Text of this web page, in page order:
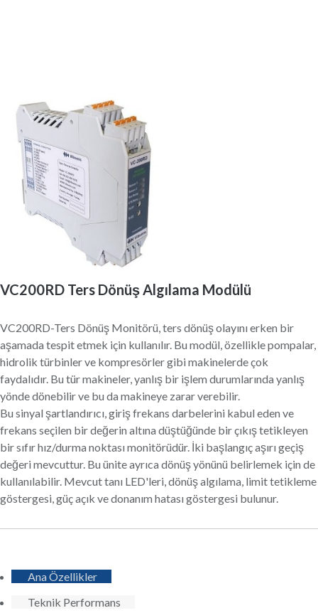
VC200RD Ters Dönüş Algılama Modülü
VC200RD-Ters Dönüş Monitörü, ters dönüş olayını erken bir
aşamada tespit etmek için kullanılır. Bu modül, özellikle pompalar,
hidrolik türbinler ve kompresörler gibi makinelerde çok
faydalıdır. Bu tür makineler, yanlış bir işlem durumlarında yanlış
yönde dönebilir ve bu da makineye zarar verebilir.
Bu sinyal şartlandırıcı, giriş frekans darbelerini kabul eden ve
frekans seçilen bir değerin altına düştüğünde bir çıkış tetikleyen
bir sıfır hız/durma noktası monitörüdür. İki başlangıç ​​aşırı geçiş
değeri mevcuttur. Bu ünite ayrıca dönüş yönünü belirlemek için de
kullanılabilir. Mevcut tanı LED'leri, dönüş algılama, limit tetikleme
göstergesi, güç açık ve donanım hatası göstergesi bulunur.
Ana Özellikler
Teknik Performans